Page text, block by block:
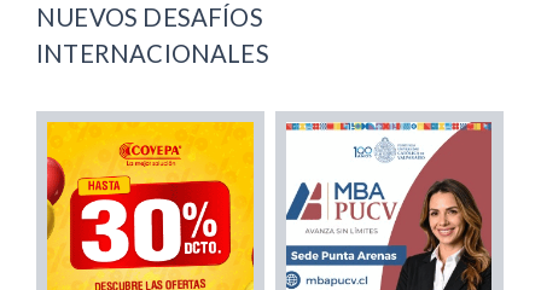
NUEVOS DESAFÍOS
INTERNACIONALES